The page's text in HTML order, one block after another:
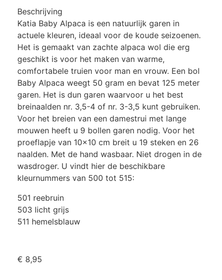
Beschrijving
Katia Baby Alpaca is een natuurlijk garen in
actuele kleuren, ideaal voor de koude seizoenen.
Het is gemaakt van zachte alpaca wol die erg
geschikt is voor het maken van warme,
comfortabele truien voor man en vrouw. Een bol
Baby Alpaca weegt 50 gram en bevat 125 meter
garen. Het is dun garen waarvoor u het best
breinaalden nr. 3,5-4 of nr. 3-3,5 kunt gebruiken.
Voor het breien van een damestrui met lange
mouwen heeft u 9 bollen garen nodig. Voor het
proeflapje van 10×10 cm breit u 19 steken en 26
naalden. Met de hand wasbaar. Niet drogen in de
wasdroger. U vindt hier de beschikbare
kleurnummers van 500 tot 515:
501 reebruin
503 licht grijs
511 hemelsblauw
€ 8,95